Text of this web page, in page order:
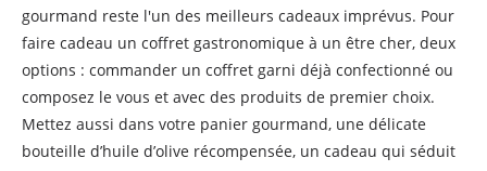
gourmand reste l'un des meilleurs cadeaux imprévus. Pour
faire cadeau un coffret gastronomique à un être cher, deux
options : commander un coffret garni déjà confectionné ou
composez le vous et avec des produits de premier choix.
Mettez aussi dans votre panier gourmand, une délicate
bouteille d’huile d’olive récompensée, un cadeau qui séduit